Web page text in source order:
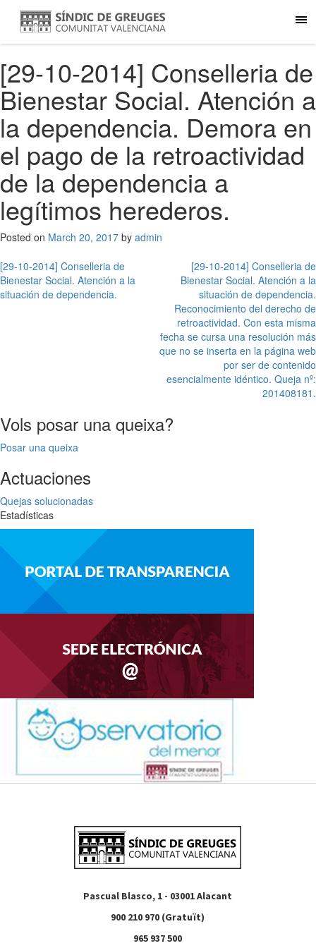
[29-10-2014] Conselleria de
Bienestar Social. Atención a
la dependencia. Demora en
el pago de la retroactividad
de la dependencia a
legítimos herederos.
Posted on March 20, 2017 by admin
Post
navigation
[29-10-2014] Conselleria de
Bienestar Social. Atención a la
situación de dependencia.
[29-10-2014] Conselleria de
Bienestar Social. Atención a la
situación de dependencia.
Reconocimiento del derecho de
retroactividad. Con esta misma
fecha se cursa una resolución más
que no se inserta en la página web
por ser de contenido
esencialmente idéntico. Queja nº:
201408181.
Vols posar una queixa?
Posar una queixa
Actuaciones
Quejas solucionadas
Estadísticas
Pascual Blasco, 1 - 03001 Alacant
900 210 970 (Gratuït)
965 937 500